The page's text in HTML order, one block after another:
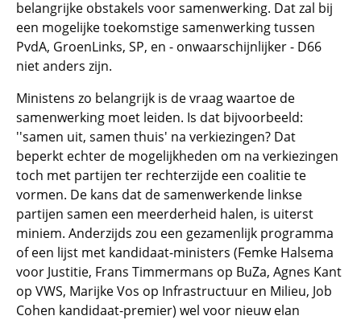
belangrijke obstakels voor samenwerking. Dat zal bij
een mogelijke toekomstige samenwerking tussen
PvdA, GroenLinks, SP, en - onwaarschijnlijker - D66
niet anders zijn.
Ministens zo belangrijk is de vraag waartoe de
samenwerking moet leiden. Is dat bijvoorbeeld:
''samen uit, samen thuis' na verkiezingen? Dat
beperkt echter de mogelijkheden om na verkiezingen
toch met partijen ter rechterzijde een coalitie te
vormen. De kans dat de samenwerkende linkse
partijen samen een meerderheid halen, is uiterst
miniem. Anderzijds zou een gezamenlijk programma
of een lijst met kandidaat-ministers (Femke Halsema
voor Justitie, Frans Timmermans op BuZa, Agnes Kant
op VWS, Marijke Vos op Infrastructuur en Milieu, Job
Cohen kandidaat-premier) wel voor nieuw elan